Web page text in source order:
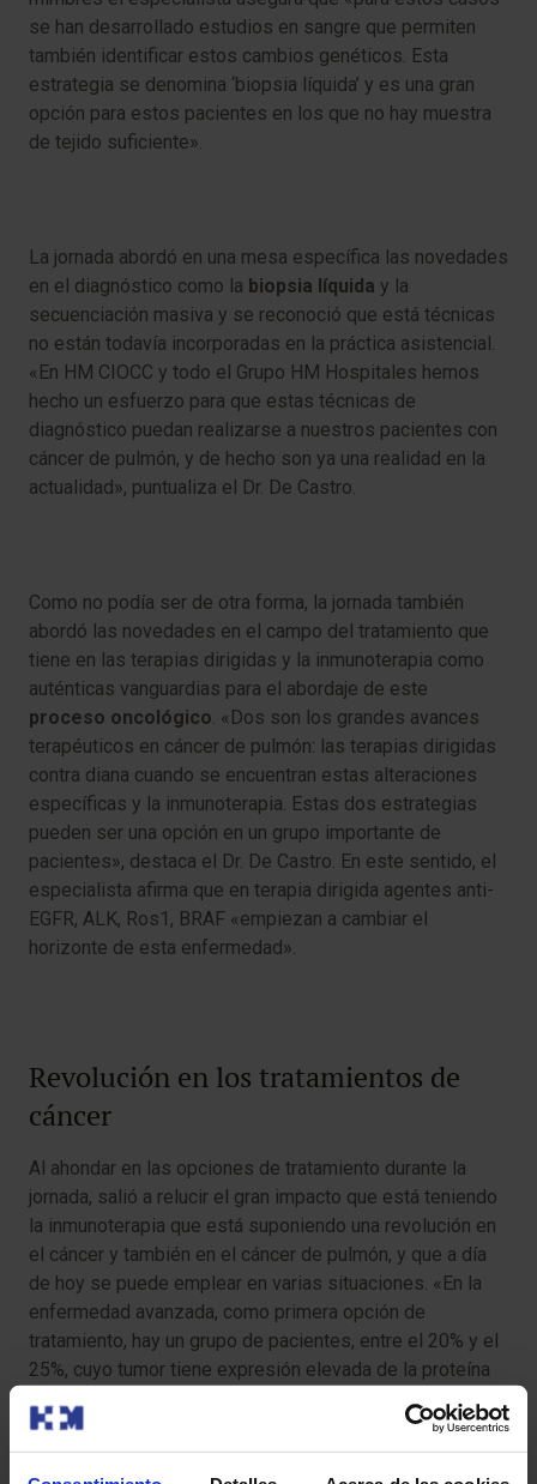
se han desarrollado estudios en sangre que permiten
también identificar estos cambios genéticos. Esta
estrategia se denomina ‘biopsia líquida’ y es una gran
opción para estos pacientes en los que no hay muestra
de tejido suficiente».
La jornada abordó en una mesa específica las novedades
en el diagnóstico como la biopsia líquida y la
secuenciación masiva y se reconoció que está técnicas
no están todavía incorporadas en la práctica asistencial.
«En HM CIOCC y todo el Grupo HM Hospitales hemos
hecho un esfuerzo para que estas técnicas de
diagnóstico puedan realizarse a nuestros pacientes con
cáncer de pulmón, y de hecho son ya una realidad en la
actualidad», puntualiza el Dr. De Castro.
Como no podía ser de otra forma, la jornada también
abordó las novedades en el campo del tratamiento que
tiene en las terapias dirigidas y la inmunoterapia como
auténticas vanguardias para el abordaje de este
proceso oncológico. «Dos son los grandes avances
terapéuticos en cáncer de pulmón: las terapias dirigidas
contra diana cuando se encuentran estas alteraciones
específicas y la inmunoterapia. Estas dos estrategias
pueden ser una opción en un grupo importante de
pacientes», destaca el Dr. De Castro. En este sentido, el
especialista afirma que en terapia dirigida agentes anti-
EGFR, ALK, Ros1, BRAF «empiezan a cambiar el
horizonte de esta enfermedad».
Revolución en los tratamientos de
cáncer
Al ahondar en las opciones de tratamiento durante la
jornada, salió a relucir el gran impacto que está teniendo
la inmunoterapia que está suponiendo una revolución en
el cáncer y también en el cáncer de pulmón, y que a día
de hoy se puede emplear en varias situaciones. «En la
enfermedad avanzada, como primera opción de
tratamiento, hay un grupo de pacientes, entre el 20% y el
25%, cuyo tumor tiene expresión elevada de la proteína
Pembrolizumab
tiene mayor actividad que la
quimioterapia, lo cual es un avance espectacular»,